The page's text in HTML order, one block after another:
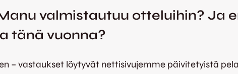
valmistautuu otteluihin? Ja
tänä vuonna?
– vastaukset löytyvät nettisivujemme päivitetyistä